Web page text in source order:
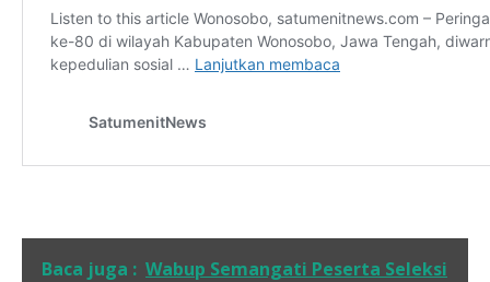
Baca juga : Wabup Semangati Peserta Seleksi